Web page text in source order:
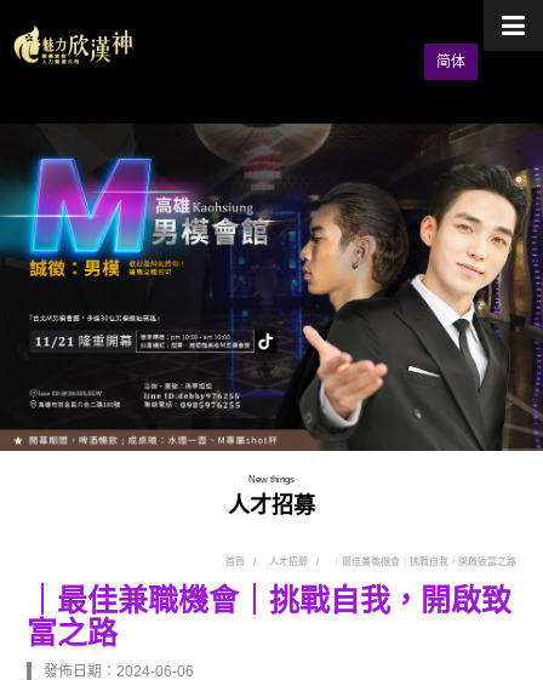
简体
New things
人才招募
首頁 人才招募 ｜最佳兼職機會｜挑戰自我，開啟致富之路
｜最佳兼職機會｜挑戰自我，開啟致
富之路
發佈日期：2024-06-06